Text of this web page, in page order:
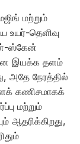
மற்றும்
தெளிவு
ஸ்கேன்
இயக்க தளம்
அதே நேரத்தில்
கணிசமாகக்
மற்றும்
ஆதரிக்கிறது,